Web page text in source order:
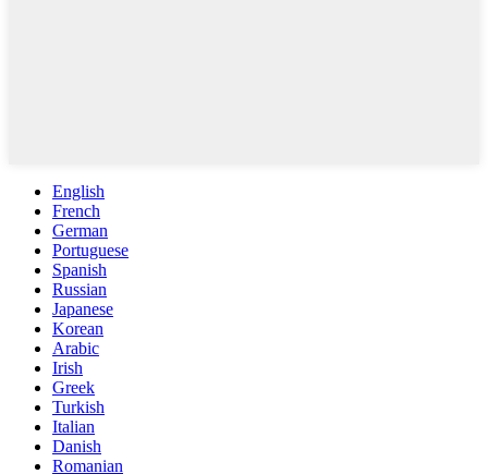
English
French
German
Portuguese
Spanish
Russian
Japanese
Korean
Arabic
Irish
Greek
Turkish
Italian
Danish
Romanian